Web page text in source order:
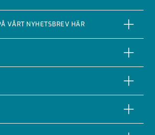
VÅRT NYHETSBREV HÄR